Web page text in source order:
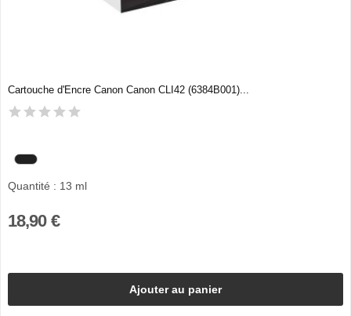
Cartouche d'Encre Canon Canon CLI42 (6384B001)...
Quantité : 13 ml
18,90 €
Ajouter au panier